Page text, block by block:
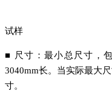
试样
■ 尺寸：最小总尺寸，
3040mm长。当实际最大
寸。